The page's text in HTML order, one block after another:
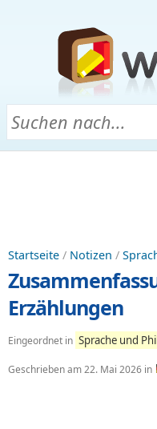
Startseite / Notizen /
Erzählungen
Eingeordnet in Sprache und
Geschrieben am22. Mai 2026 in